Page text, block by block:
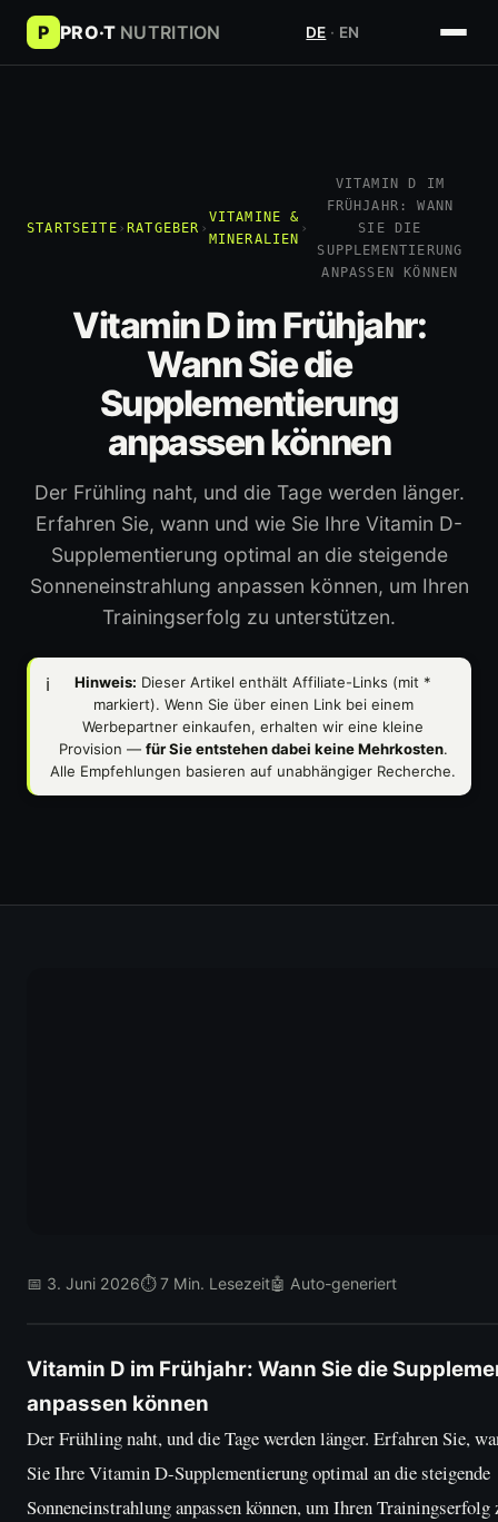
P PRO·T NUTRITION DE · EN
STARTSEITE › RATGEBER ›
VITAMINE &
MINERALIEN
›
VITAMIN D IM
FRÜHJAHR: WANN
SIE DIE
SUPPLEMENTIERUNG
ANPASSEN KÖNNEN
Vitamin D im Frühjahr:
Wann Sie die
Supplementierung
anpassen können
Der Frühling naht, und die Tage werden länger.
Erfahren Sie, wann und wie Sie Ihre Vitamin D-
Supplementierung optimal an die steigende
Sonneneinstrahlung anpassen können, um Ihren
Trainingserfolg zu unterstützen.
ℹ️ Hinweis: Dieser Artikel enthält Affiliate-Links (mit *
markiert). Wenn Sie über einen Link bei einem
Werbepartner einkaufen, erhalten wir eine kleine
Provision — für Sie entstehen dabei keine Mehrkosten.
Alle Empfehlungen basieren auf unabhängiger Recherche.
📅 3. Juni 2026⏱ 7 Min. Lesezeit🤖 Auto-generiert
Vitamin D im Frühjahr: Wann Sie die
anpassen können
Der Frühling naht, und die Tage werden länger. Erfahren Sie,
Sie Ihre Vitamin D-Supplementierung optimal an die steigende
Sonneneinstrahlung anpassen können, um Ihren Trainingserfolg